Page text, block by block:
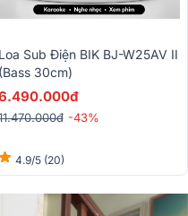
Loa Sub Điện BIK BJ-W25AV II
(Bass 30cm)
-43%
4.9/5 (20)